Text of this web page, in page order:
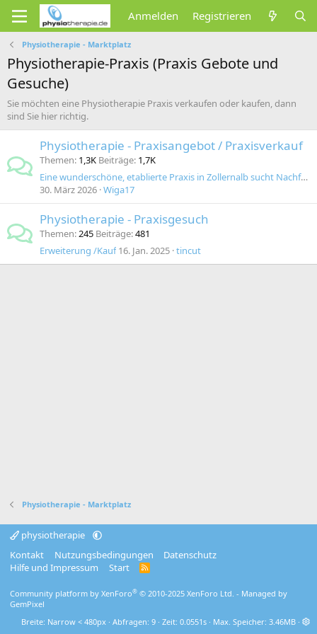
Anmelden Registrieren
Physiotherapie - Marktplatz
Physiotherapie-Praxis (Praxis Gebote und
Gesuche)
Sie möchten eine Physiotherapie Praxis verkaufen oder kaufen, dann
sind Sie hier richtig.
Physiotherapie - Praxisangebot / Praxisverkauf
Themen 1,3K Beiträge 1,7K
Eine wunderschöne, etablierte Praxis in Zollernalb sucht Nachfolge
30. März 2026 Wiga17
Physiotherapie - Praxisgesuch
Themen 245 Beiträge 481
Erweiterung /Kauf 16. Jan. 2025 tincut
Physiotherapie - Marktplatz
physiotherapie
Kontakt
Nutzungsbedingungen
Datenschutz
Hilfe und Impressum
Start
R
Community platform by XenForo® © 2010-2025 XenForo Ltd. - Managed by
GemPixel
Breite
Abfragen 9 Zeit 0.0551s Max. Speicher 3.46MB